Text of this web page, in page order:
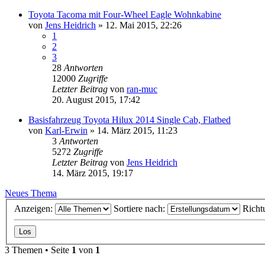
Toyota Tacoma mit Four-Wheel Eagle Wohnkabine
von Jens Heidrich » 12. Mai 2015, 22:26
1
2
3
28 Antworten
12000 Zugriffe
Letzter Beitrag von ran-muc
20. August 2015, 17:42
Basisfahrzeug Toyota Hilux 2014 Single Cab, Flatbed
von Karl-Erwin » 14. März 2015, 11:23
3 Antworten
5272 Zugriffe
Letzter Beitrag von Jens Heidrich
14. März 2015, 19:17
Neues Thema
Anzeigen:
Sortiere nach:
3 Themen • Seite 1 von 1